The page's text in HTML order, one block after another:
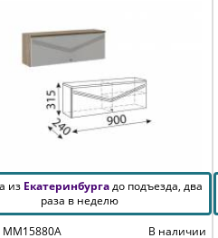
из Екатеринбургадо подъезда, два
раза в неделю
MM15880A
В наличии